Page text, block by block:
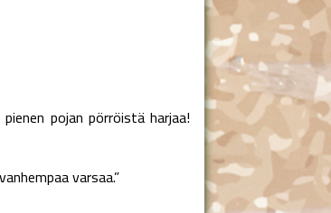
pojan pörröistä harjaa!
varsaa.”